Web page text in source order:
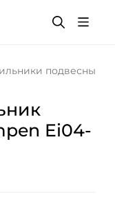
подвесные
Ei04-